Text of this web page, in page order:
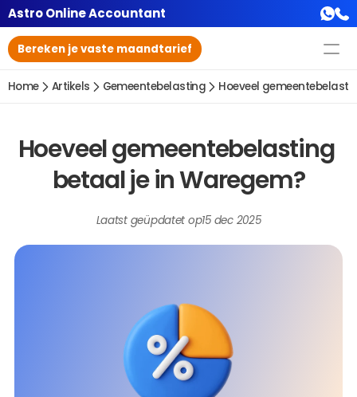
Astro Online Accountant
Bereken je vaste maandtarief
Home Artikels Gemeentebelasting Hoeveel
Hoeveel gemeentebelasting
betaal je in Waregem?
Laatst geüpdatet op15 dec 2025